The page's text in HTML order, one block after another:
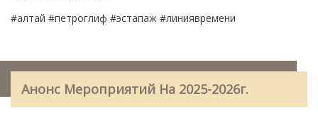
#алтай #петроглиф #эстапаж #линиявремени
Анонс Мероприятий На 2025-2026г.